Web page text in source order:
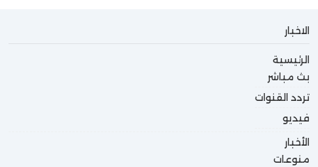
الاخبار
الرئيسية
بث مباشر
تردد القنوات
فيديو
الأخبار
منوعات